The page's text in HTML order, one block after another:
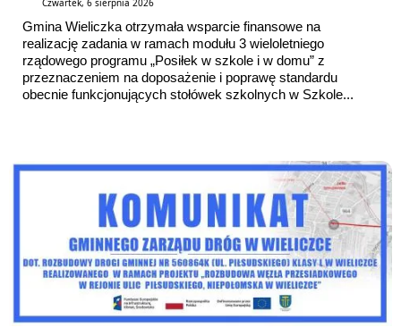
Gmina Wieliczka otrzymała wsparcie finansowe na
realizację zadania w ramach modułu 3 wieloletniego
rządowego programu „Posiłek w szkole i w domu” z
przeznaczeniem na doposażenie i poprawę standardu
obecnie funkcjonujących stołówek szkolnych w Szkole...